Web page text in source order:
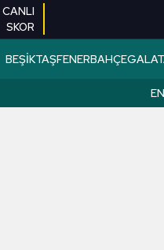
CANLI
SKOR
BEŞİKTAŞFENERBAHÇE